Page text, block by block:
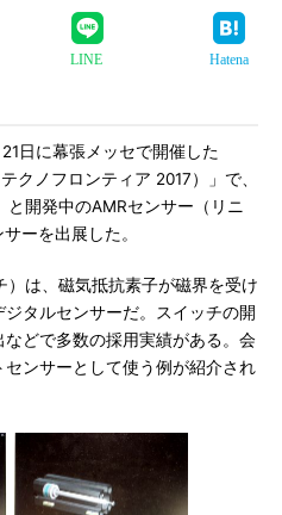
LINE Hatena
日に幕張メッセで開催した
クノフロンティア 2017）」で、
開発中のAMRセンサー（リニ
ーを出展した。
は、磁気抵抗素子が磁界を受け
タルセンサーだ。スイッチの開
どで多数の採用実績がある。会
ンサーとして使う例が紹介され